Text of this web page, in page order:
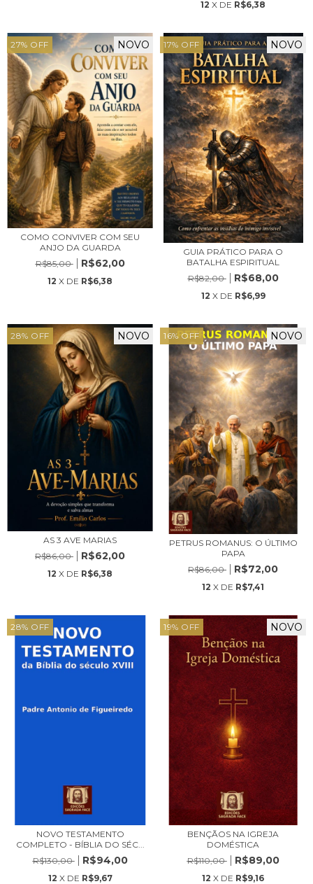
12 X DE R$6,38
27% OFF NOVO
COMO CONVIVER COM SEU
ANJO DA GUARDA
R$85,00
R$62,00
12 X DE R$6,38
17% OFF NOVO
GUIA PRÁTICO PARA O
BATALHA ESPIRITUAL
R$82,00
R$68,00
12 X DE R$6,99
28% OFF NOVO
AS 3 AVE MARIAS
R$86,00
R$62,00
12 X DE R$6,38
16% OFF NOVO
PETRUS ROMANUS: O ÚLTIMO
PAPA
R$86,00
R$72,00
12 X DE R$7,41
28% OFF
NOVO TESTAMENTO
COMPLETO - BÍBLIA DO SÉC...
R$130,00
R$94,00
12 X DE R$9,67
19% OFF NOVO
BENÇÃOS NA IGREJA
DOMÉSTICA
R$110,00
R$89,00
12 X DE R$9,16